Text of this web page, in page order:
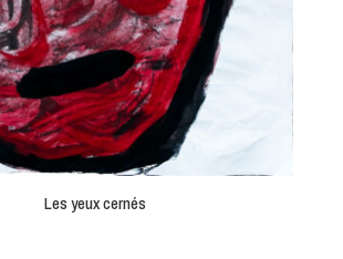
Les yeux cernés